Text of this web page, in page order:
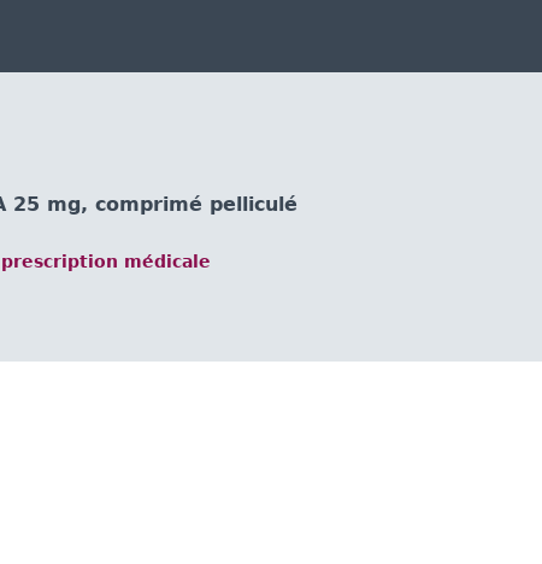
25 mg, comprimé pelliculé
médicale